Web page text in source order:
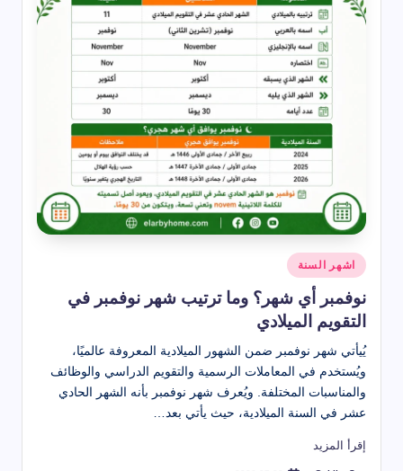
نُشر
في
اشهر السنة
نوفمبر أي شهر؟ وما ترتيب شهر نوفمبر في
التقويم الميلادي
يُيأتي شهر نوفمبر ضمن الشهور الميلادية المعروفة عالميًا،
ويُستخدم في المعاملات الرسمية والتقويم الدراسي والوظائف
والمناسبات المختلفة. ويُعرف شهر نوفمبر بأنه الشهر الحادي
عشر في السنة الميلادية، حيث يأتي بعد…
إقرأ المزيد